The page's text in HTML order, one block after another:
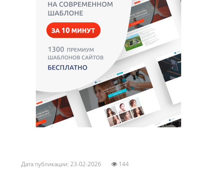
Дата публикации: 23-02-2026 144